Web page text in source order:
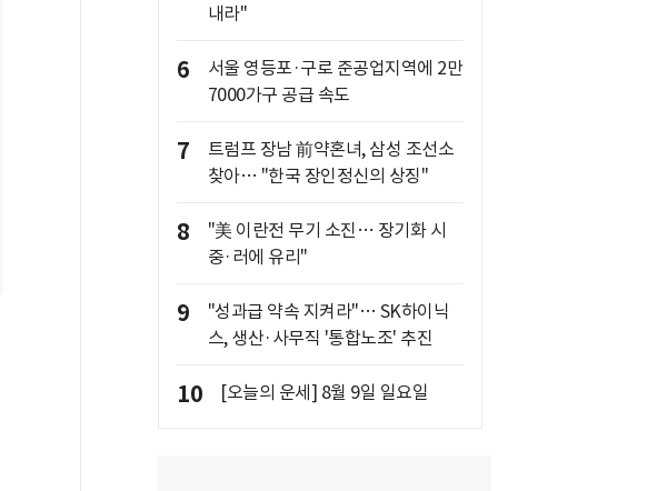
내라"
6
서울 영등포·구로 준공업지역에 2만
7000가구 공급 속도
7
트럼프 장남 前약혼녀, 삼성 조선소
찾아… "한국 장인정신의 상징"
8
"美 이란전 무기 소진… 장기화 시
중·러에 유리"
9
"성과급 약속 지켜라"… SK하이닉
스, 생산·사무직 '통합노조' 추진
10 [오늘의 운세] 8월 9일 일요일